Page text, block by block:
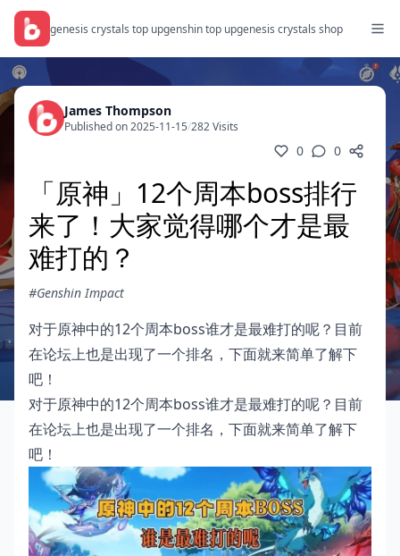
genesis crystals top upgenshin top upgenesis crystals shop
James Thompson
Published on 2025-11-15/282 Visits
0 0
「原神」12个周本boss排行
来了！大家觉得哪个才是最
难打的？
#Genshin Impact
对于原神中的12个周本boss谁才是最难打的呢？目前
在论坛上也是出现了一个排名，下面就来简单了解下
吧！
对于原神中的12个周本boss谁才是最难打的呢？目前
在论坛上也是出现了一个排名，下面就来简单了解下
吧！